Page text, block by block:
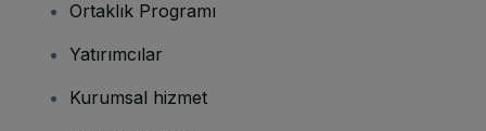
Ortaklık Programı
Yatırımcılar
Kurumsal hizmet